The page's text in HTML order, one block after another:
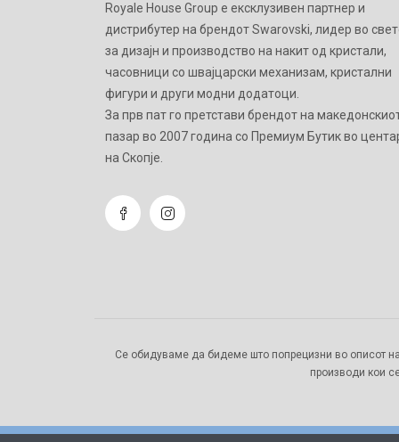
Royale House Group е ексклузивен партнер и
дистрибутер на брендот Swarovski, лидер во
за дизајн и производство на накит од кристали,
часовници со швајцарски механизам, кристални
фигури и други модни додатоци.
Зa прв пат го претстави брендот на
пазар во 2007 година со Премиум Бутик во
на Скопје.
Се обидуваме да бидеме што попрецизни во описот
производи кои